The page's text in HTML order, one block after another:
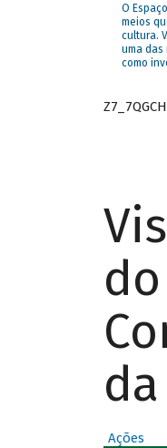
O
meios
cultura.
uma das
como
do
Ações